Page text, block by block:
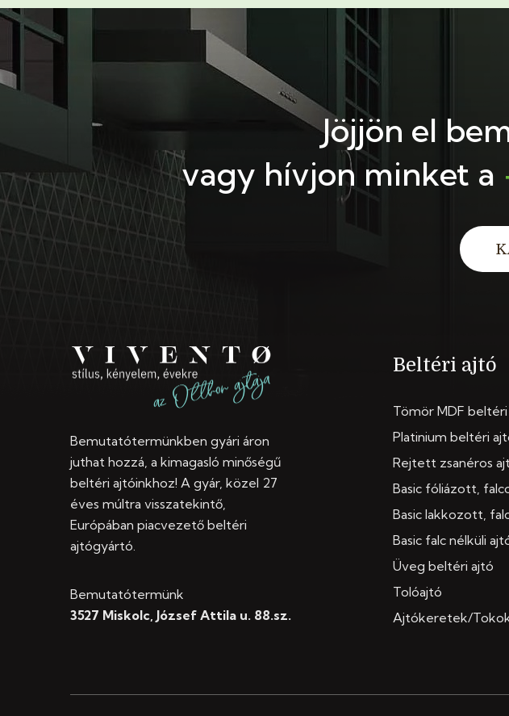
Jöjjön el
vagy hívjon minket a
Bemutatótermünkben gyári áron
juthat hozzá, a kimagasló minőségű
beltéri ajtóinkhoz! A gyár, közel 27
éves múltra visszatekintő,
Európában piacvezető beltéri
ajtógyártó.
Bemutatótermünk
3527 Miskolc, József Attila u. 88.sz.
Beltéri ajtó
Tömör MDF
Platinium beltéri
Rejtett zsanéros
Basic fóliázott,
Basic lakkozott,
Basic falc nélküli
Üveg beltéri ajtó
Tolóajtó
Ajtókeretek/